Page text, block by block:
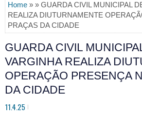
Home » » GUARDA CIVIL MUNICIPAL
REALIZA DIUTURNAMENTE
PRAÇAS DA CIDADE
GUARDA CIVIL
VARGINHA REALIZA
OPERAÇÃO PRESENÇA
DA CIDADE
11.4.25